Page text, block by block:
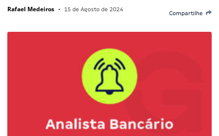
Rafael Medeiros • 15 de Agosto de 2024
Compartilhe